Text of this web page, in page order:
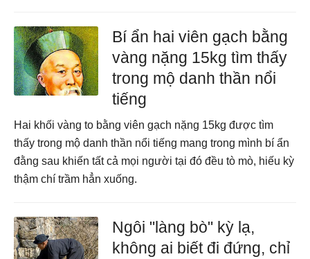
Bí ẩn hai viên gạch bằng
vàng nặng 15kg tìm thấy
trong mộ danh thần nổi
tiếng
Hai khối vàng to bằng viên gạch nặng 15kg được tìm
thấy trong mộ danh thần nổi tiếng mang trong mình bí ẩn
đằng sau khiến tất cả mọi người tại đó đều tò mò, hiếu kỳ
thậm chí trầm hẳn xuống.
Ngôi "làng bò" kỳ lạ,
không ai biết đi đứng, chỉ